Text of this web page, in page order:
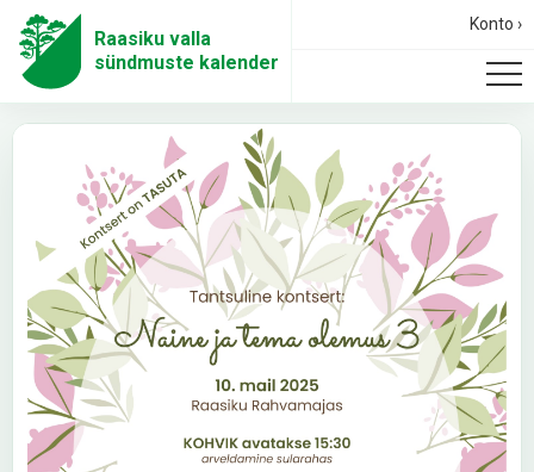
Raasiku valla
sündmuste kalender
Konto ›